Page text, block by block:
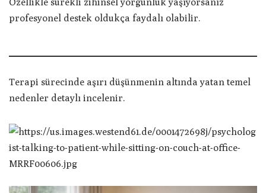
profesyonel destek oldukça faydalı olabilir.
Terapi sürecinde aşırı düşünmenin altında yatan temel
nedenler detaylı incelenir.